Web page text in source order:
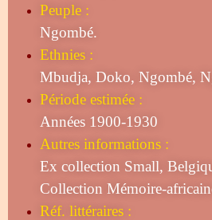
Peuple :
Ngombé.
Ethnies :
Mbudja, Doko, Ngombé,
Période estimée :
Années 1900-1930
Autres informations :
Ex collection Small,
Collection Mémoire-
Réf. littéraires :